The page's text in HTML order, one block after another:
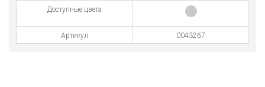
Доступные цвета
Артикул 0043267